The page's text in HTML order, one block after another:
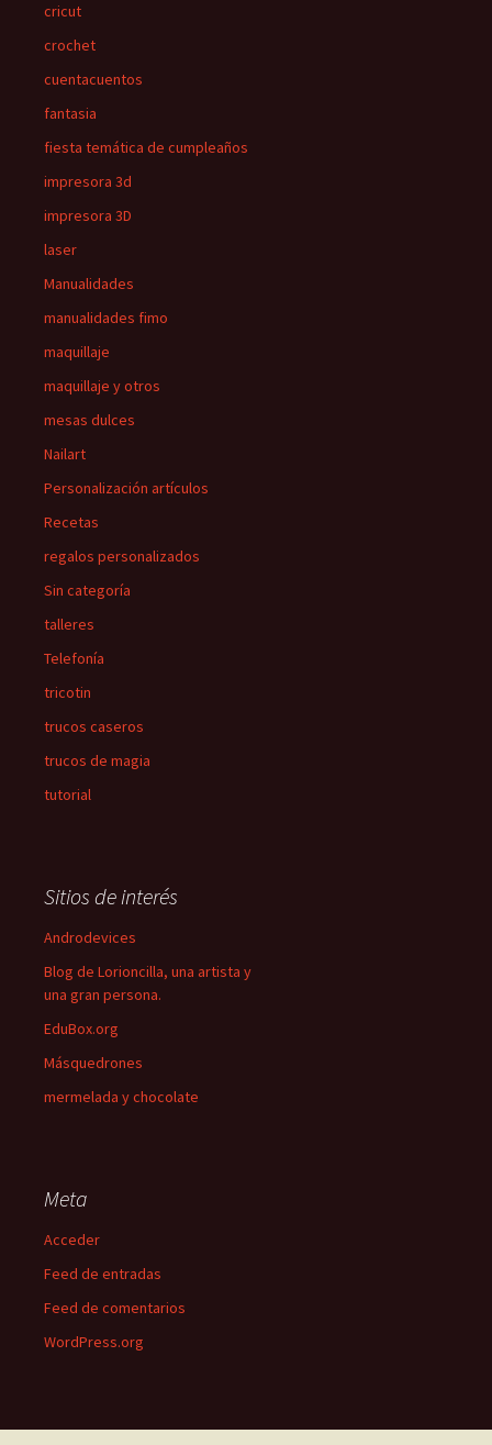
cricut
crochet
cuentacuentos
fantasia
fiesta temática de cumpleaños
impresora 3d
impresora 3D
laser
Manualidades
manualidades fimo
maquillaje
maquillaje y otros
mesas dulces
Nailart
Personalización artículos
Recetas
regalos personalizados
Sin categoría
talleres
Telefonía
tricotin
trucos caseros
trucos de magia
tutorial
Sitios de interés
Androdevices
Blog de Lorioncilla, una artista y
una gran persona.
EduBox.org
Másquedrones
mermelada y chocolate
Meta
Acceder
Feed de entradas
Feed de comentarios
WordPress.org